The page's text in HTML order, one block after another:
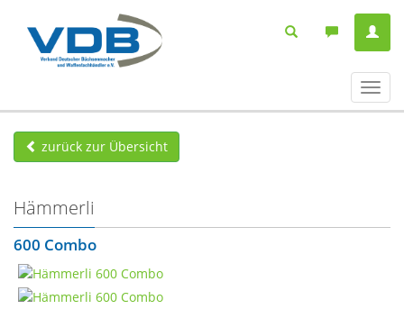
ein-/
zurück zur Übersicht
Hämmerli
600 Combo